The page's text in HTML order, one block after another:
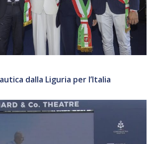
dalla Liguria per l’Italia